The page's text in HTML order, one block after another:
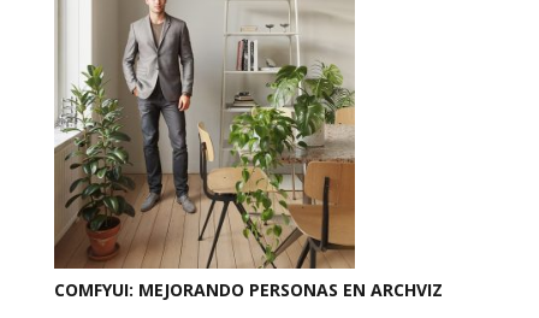
COMFYUI: MEJORANDO PERSONAS EN ARCHVIZ